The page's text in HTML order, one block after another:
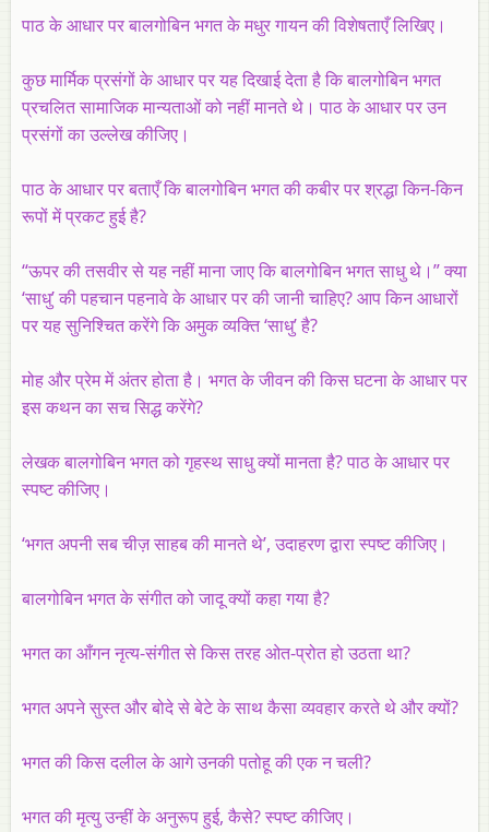
पाठ के आधार पर बालगोबिन भगत के मधुर गायन की विशेषताएँ लिखिए।
कुछ मार्मिक प्रसंगों के आधार पर यह दिखाई देता है कि बालगोबिन भगत
प्रचलित सामाजिक मान्यताओं को नहीं मानते थे। पाठ के आधार पर उन
प्रसंगों का उल्लेख कीजिए।
पाठ के आधार पर बताएँ कि बालगोबिन भगत की कबीर पर श्रद्धा किन-किन
रूपों में प्रकट हुई है?
“ऊपर की तसवीर से यह नहीं माना जाए कि बालगोबिन भगत साधु थे।” क्या
‘साधु’ की पहचान पहनावे के आधार पर की जानी चाहिए? आप किन आधारों
पर यह सुनिश्चित करेंगे कि अमुक व्यक्ति ‘साधु’ है?
मोह और प्रेम में अंतर होता है। भगत के जीवन की किस घटना के आधार पर
इस कथन का सच सिद्ध करेंगे?
लेखक बालगोबिन भगत को गृहस्थ साधु क्यों मानता है? पाठ के आधार पर
स्पष्ट कीजिए।
‘भगत अपनी सब चीज़ साहब की मानते थे’, उदाहरण द्वारा स्पष्ट कीजिए।
बालगोबिन भगत के संगीत को जादू क्यों कहा गया है?
भगत का आँगन नृत्य-संगीत से किस तरह ओत-प्रोत हो उठता था?
भगत अपने सुस्त और बोदे से बेटे के साथ कैसा व्यवहार करते थे और क्यों?
भगत की किस दलील के आगे उनकी पतोहू की एक न चली?
भगत की मृत्यु उन्हीं के अनुरूप हुई, कैसे? स्पष्ट कीजिए।